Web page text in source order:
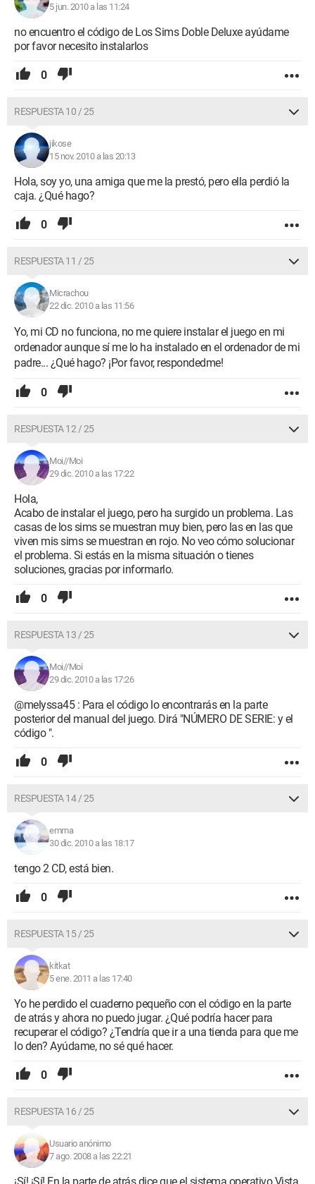
5 jun. 2010 a las 11:24
no encuentro el código de Los Sims Doble Deluxe ayúdame
por favor necesito instalarlos
0
RESPUESTA 10 / 25
jikose
15 nov. 2010 a las 20:13
Hola, soy yo, una amiga que me la prestó, pero ella perdió la
caja. ¿Qué hago?
0
RESPUESTA 11 / 25
Micrachou
22 dic. 2010 a las 11:56
Yo, mi CD no funciona, no me quiere instalar el juego en mi
ordenador aunque sí me lo ha instalado en el ordenador de mi
padre... ¿Qué hago? ¡Por favor, respondedme!
0
RESPUESTA 12 / 25
Moi//Moi
29 dic. 2010 a las 17:22
Hola,
Acabo de instalar el juego, pero ha surgido un problema. Las
casas de los sims se muestran muy bien, pero las en las que
viven mis sims se muestran en rojo. No veo cómo solucionar
el problema. Si estás en la misma situación o tienes
soluciones, gracias por informarlo.
0
RESPUESTA 13 / 25
Moi//Moi
29 dic. 2010 a las 17:26
@melyssa45 : Para el código lo encontrarás en la parte
posterior del manual del juego. Dirá "NÚMERO DE SERIE: y el
código ".
0
RESPUESTA 14 / 25
emma
30 dic. 2010 a las 18:17
tengo 2 CD, está bien.
0
RESPUESTA 15 / 25
kitkat
5 ene. 2011 a las 17:40
Yo he perdido el cuaderno pequeño con el código en la parte
de atrás y ahora no puedo jugar. ¿Qué podría hacer para
recuperar el código? ¿Tendría que ir a una tienda para que me
lo den? Ayúdame, no sé qué hacer.
0
RESPUESTA 16 / 25
Usuario anónimo
7 ago. 2008 a las 22:21